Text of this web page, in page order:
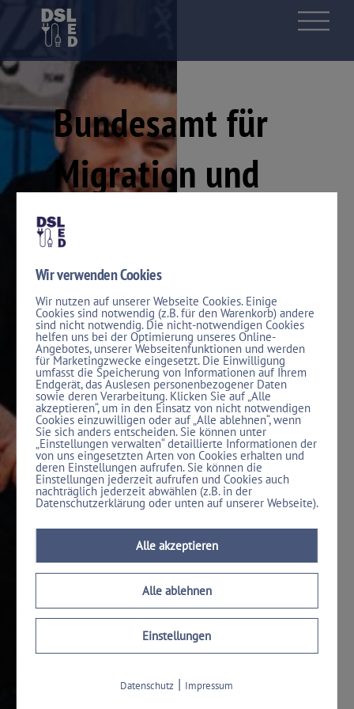
content
Bundesamt für
Migration und
Flüchtlinge
Den Menschen im Blick. Schützen.
Integrieren.
Bei dem Bauvorhaben in der
Badenschen Strasse konnten wir für die
BAMF unterstützend tätig werden mit:
Datentechnik
Kameratechnik
Einbruchmelder
Brandmelder
Mittelspannung
Gewerbesiedlungs-Gesellschaft
Wir verwenden Cookies
Wir nutzen auf unserer Webseite Cookies. Einige
Cookies sind notwendig (z.B. für den Warenkorb) andere
sind nicht notwendig. Die nicht-notwendigen Cookies
helfen uns bei der Optimierung unseres Online-
Angebotes, unserer Webseitenfunktionen und werden
für Marketingzwecke eingesetzt. Die Einwilligung
umfasst die Speicherung von Informationen auf Ihrem
Endgerät, das Auslesen personenbezogener Daten
sowie deren Verarbeitung. Klicken Sie auf „Alle
akzeptieren“, um in den Einsatz von nicht notwendigen
Cookies einzuwilligen oder auf „Alle ablehnen“, wenn
Sie sich anders entscheiden. Sie können unter
„Einstellungen verwalten“ detaillierte Informationen der
von uns eingesetzten Arten von Cookies erhalten und
deren Einstellungen aufrufen. Sie können die
Einstellungen jederzeit aufrufen und Cookies auch
nachträglich jederzeit abwählen (z.B. in der
Datenschutzerklärung oder unten auf unserer Webseite).
Alle akzeptieren
Alle ablehnen
Einstellungen
Datenschutz | Impressum